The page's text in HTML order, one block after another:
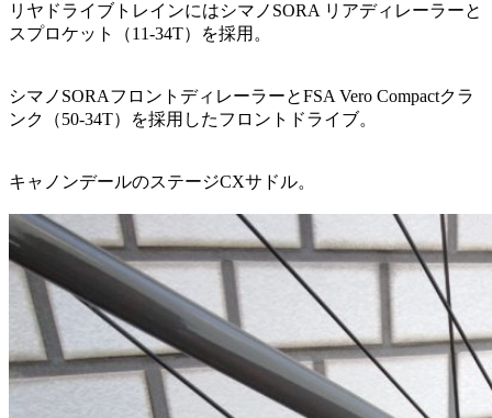
リヤドライブトレインにはシマノSORA リアディレーラーと
スプロケット（11-34T）を採用。
シマノSORAフロントディレーラーとFSA Vero Compactクラ
ンク（50-34T）を採用したフロントドライブ。
キャノンデールのステージCXサドル。